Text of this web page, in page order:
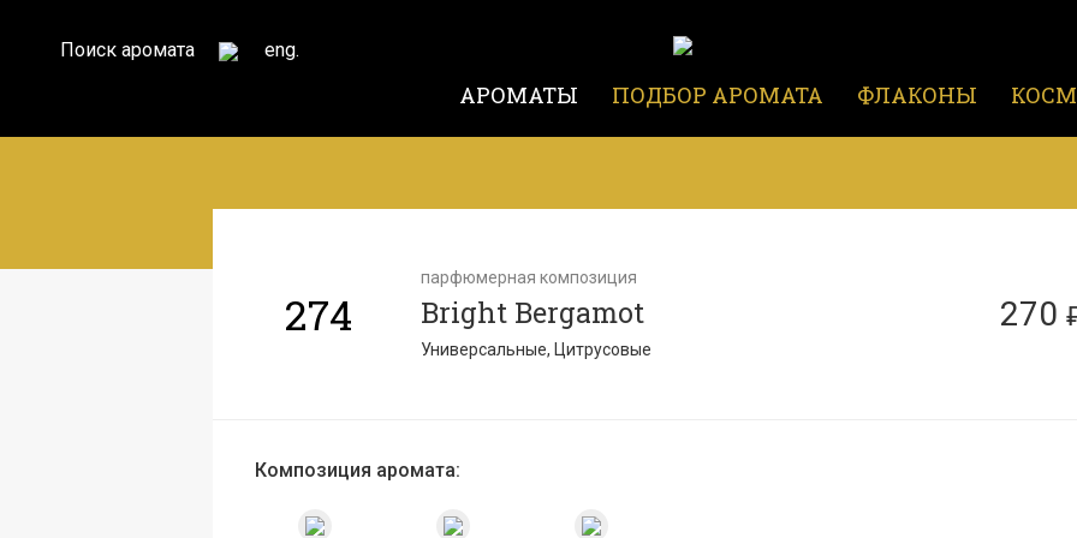
Поиск аромата eng.
АРОМАТЫ ПОДБОР АРОМАТА ФЛАКОНЫ
274
парфюмерная композиция
Bright Bergamot
Универсальные, Цитрусовые
270
Композиция аромата: